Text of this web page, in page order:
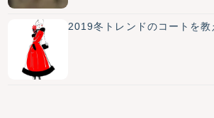
2019冬トレンドのコートを教